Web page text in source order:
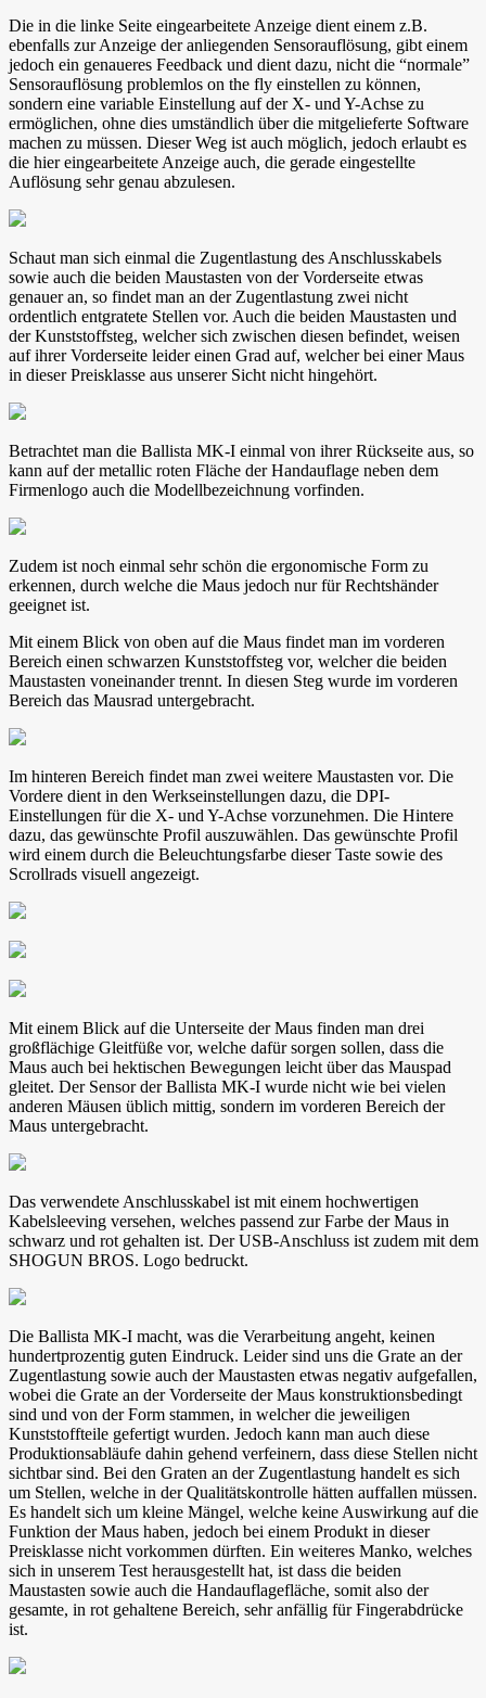
Die in die linke Seite eingearbeitete Anzeige dient einem z.B.
ebenfalls zur Anzeige der anliegenden Sensorauflösung, gibt einem
jedoch ein genaueres Feedback und dient dazu, nicht die “normale”
Sensorauflösung problemlos on the fly einstellen zu können,
sondern eine variable Einstellung auf der X- und Y-Achse zu
ermöglichen, ohne dies umständlich über die mitgelieferte Software
machen zu müssen. Dieser Weg ist auch möglich, jedoch erlaubt es
die hier eingearbeitete Anzeige auch, die gerade eingestellte
Auflösung sehr genau abzulesen.
Schaut man sich einmal die Zugentlastung des Anschlusskabels
sowie auch die beiden Maustasten von der Vorderseite etwas
genauer an, so findet man an der Zugentlastung zwei nicht
ordentlich entgratete Stellen vor. Auch die beiden Maustasten und
der Kunststoffsteg, welcher sich zwischen diesen befindet, weisen
auf ihrer Vorderseite leider einen Grad auf, welcher bei einer Maus
in dieser Preisklasse aus unserer Sicht nicht hingehört.
Betrachtet man die Ballista MK-I einmal von ihrer Rückseite aus, so
kann auf der metallic roten Fläche der Handauflage neben dem
Firmenlogo auch die Modellbezeichnung vorfinden.
Zudem ist noch einmal sehr schön die ergonomische Form zu
erkennen, durch welche die Maus jedoch nur für Rechtshänder
geeignet ist.
Mit einem Blick von oben auf die Maus findet man im vorderen
Bereich einen schwarzen Kunststoffsteg vor, welcher die beiden
Maustasten voneinander trennt. In diesen Steg wurde im vorderen
Bereich das Mausrad untergebracht.
Im hinteren Bereich findet man zwei weitere Maustasten vor. Die
Vordere dient in den Werkseinstellungen dazu, die DPI-
Einstellungen für die X- und Y-Achse vorzunehmen. Die Hintere
dazu, das gewünschte Profil auszuwählen. Das gewünschte Profil
wird einem durch die Beleuchtungsfarbe dieser Taste sowie des
Scrollrads visuell angezeigt.
Mit einem Blick auf die Unterseite der Maus finden man drei
großflächige Gleitfüße vor, welche dafür sorgen sollen, dass die
Maus auch bei hektischen Bewegungen leicht über das Mauspad
gleitet. Der Sensor der Ballista MK-I wurde nicht wie bei vielen
anderen Mäusen üblich mittig, sondern im vorderen Bereich der
Maus untergebracht.
Das verwendete Anschlusskabel ist mit einem hochwertigen
Kabelsleeving versehen, welches passend zur Farbe der Maus in
schwarz und rot gehalten ist. Der USB-Anschluss ist zudem mit dem
SHOGUN BROS. Logo bedruckt.
Die Ballista MK-I macht, was die Verarbeitung angeht, keinen
hundertprozentig guten Eindruck. Leider sind uns die Grate an der
Zugentlastung sowie auch der Maustasten etwas negativ aufgefallen,
wobei die Grate an der Vorderseite der Maus konstruktionsbedingt
sind und von der Form stammen, in welcher die jeweiligen
Kunststoffteile gefertigt wurden. Jedoch kann man auch diese
Produktionsabläufe dahin gehend verfeinern, dass diese Stellen nicht
sichtbar sind. Bei den Graten an der Zugentlastung handelt es sich
um Stellen, welche in der Qualitätskontrolle hätten auffallen müssen.
Es handelt sich um kleine Mängel, welche keine Auswirkung auf die
Funktion der Maus haben, jedoch bei einem Produkt in dieser
Preisklasse nicht vorkommen dürften. Ein weiteres Manko, welches
sich in unserem Test herausgestellt hat, ist dass die beiden
Maustasten sowie auch die Handauflagefläche, somit also der
gesamte, in rot gehaltene Bereich, sehr anfällig für Fingerabdrücke
ist.